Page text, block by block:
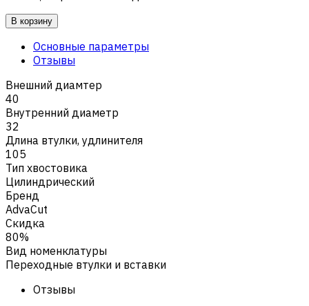
В корзину
Основные параметры
Отзывы
Внешний диамтер
40
Внутренний диаметр
32
Длина втулки, удлинителя
105
Тип хвостовика
Цилиндрический
Бренд
AdvaCut
Скидка
80%
Вид номенклатуры
Переходные втулки и вставки
Отзывы